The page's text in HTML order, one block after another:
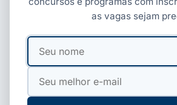
PorRedação Guia dos
as vagas sejam
Seu
nome
Seu
mail